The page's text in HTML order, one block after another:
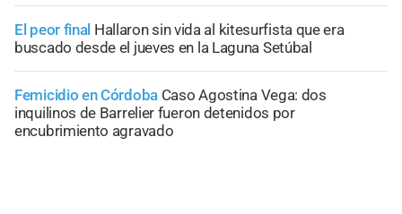
El peor final Hallaron sin vida al kitesurfista que era
buscado desde el jueves en la Laguna Setúbal
Femicidio en Córdoba Caso Agostina Vega: dos
inquilinos de Barrelier fueron detenidos por
encubrimiento agravado